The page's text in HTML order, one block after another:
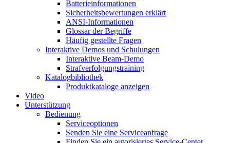
Batterieinformationen
Sicherheitsbewertungen erklärt
ANSI-Informationen
Glossar der Begriffe
Häufig gestellte Fragen
Interaktive Demos und Schulungen
Interaktive Beam-Demo
Strafverfolgungstraining
Katalogbibliothek
Produktkataloge anzeigen
Video
Unterstützung
Bedienung
Serviceoptionen
Senden Sie eine Serviceanfrage